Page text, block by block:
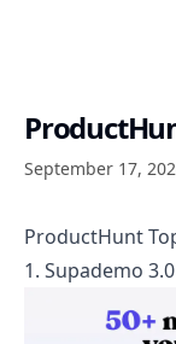
September 17,
ProductHunt
1. Supademo 3.0